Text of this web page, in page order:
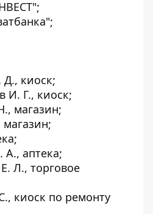
киоск;
И. Г., киоск;
магазин;
аптека;
Л., торговое
киоск по ремонту